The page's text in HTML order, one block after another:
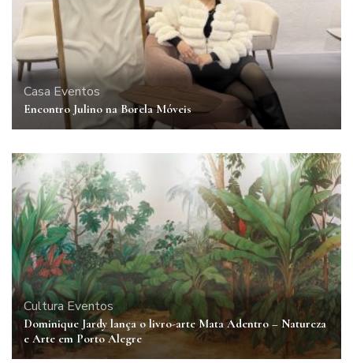
Casa Eventos
Encontro Julino na Borela Móveis
Cultura Eventos
Dominique Jardy lança o livro-arte Mata Adentro – Natureza
e Arte em Porto Alegre